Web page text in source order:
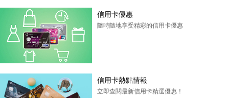
信用卡優惠
隨時隨地享受精彩的信用卡優惠
信用卡熱點情報
立即查閱最新信用卡精選優惠！